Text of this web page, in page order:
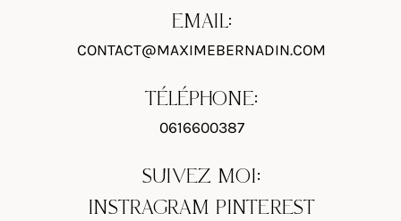
EMAIL:
CONTACT@MAXIMEBERNADIN.COM
TÉLÉPHONE:
0616600387
SUIVEZ MOI:
INSTRAGRAM PINTEREST